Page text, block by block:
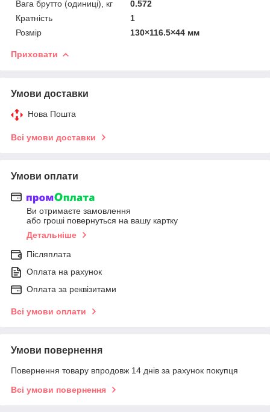
Вага брутто (одиниці), кг
0.572
Кратність
1
Розмір
130×116.5×44 мм
Приховати
Умови доставки
Нова Пошта
Всі умови доставки
Умови оплати
Ви отримаєте замовлення
або гроші повернуться на вашу картку
Детальніше
Післяплата
Оплата на рахунок
Оплата за реквізитами
Всі умови оплати
Умови повернення
Повернення товару впродовж 14 днів за рахунок покупця
Всі умови повернення